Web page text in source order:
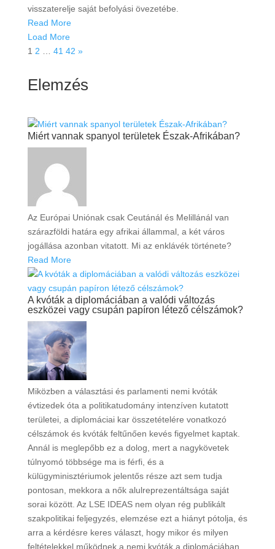
visszaterelje saját befolyási övezetébe.
Read More
Load More
1 2 41 42 »
Elemzés
Miért vannak spanyol területek Észak-Afrikában?
Az Európai Uniónak csak Ceutánál és Melillánál van
szárazföldi határa egy afrikai állammal, a két város
jogállása azonban vitatott. Mi az enklávék története?
Read More
A kvóták a diplomáciában a valódi változás
eszközei vagy csupán papíron létező célszámok?
Miközben a választási és parlamenti nemi kvóták
évtizedek óta a politikatudomány intenzíven kutatott
területei, a diplomáciai kar összetételére vonatkozó
célszámok és kvóták feltűnően kevés figyelmet kaptak.
Annál is meglepőbb ez a dolog, mert a nagykövetek
túlnyomó többsége ma is férfi, és a
külügyminisztériumok jelentős része azt sem tudja
pontosan, mekkora a nők alulreprezentáltsága saját
sorai között. Az LSE IDEAS nem olyan rég publikált
szakpolitikai feljegyzés, elemzése ezt a hiányt pótolja, és
arra a kérdésre keres választ, hogy mikor és milyen
feltételekkel működnek a nemi kvóták a diplomáciában.